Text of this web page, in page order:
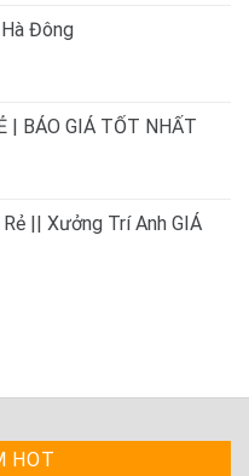
Đông
| BÁO GIÁ TỐT NHẤT
|| Xưởng Trí Anh GIÁ
HOT